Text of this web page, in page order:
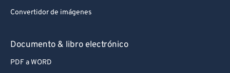
Convertidor de imágenes
Documento & libro electrónico
PDF a WORD